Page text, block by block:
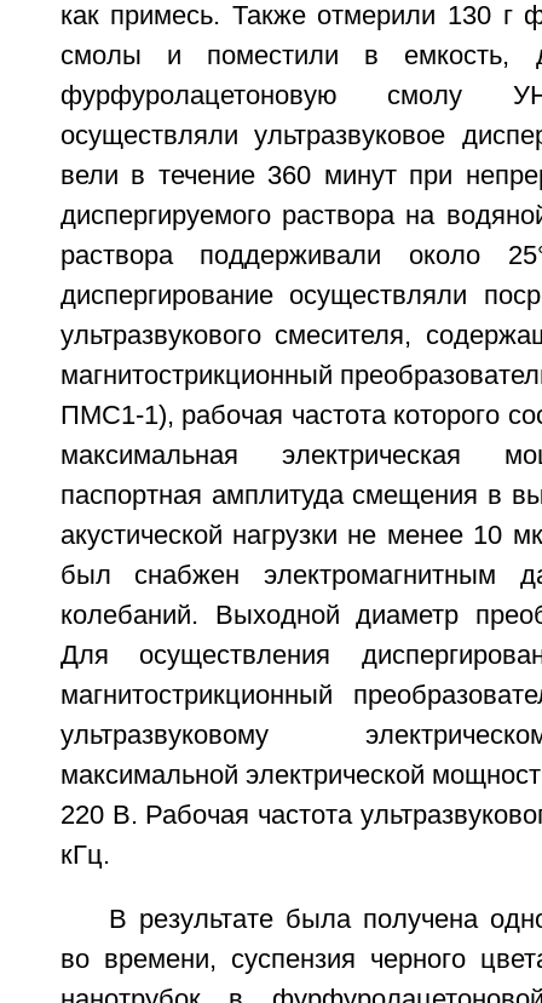
как примесь. Также отмерили 130 г
смолы и поместили в емкость,
фурфуролацетоновую смолу
осуществляли ультразвуковое
вели в течение 360 минут при
диспергируемого раствора на
раствора поддерживали около
диспергирование осуществляли
ультразвукового смесителя,
магнитострикционный
ПМС1-1), рабочая частота которого
максимальная электрическая
паспортная амплитуда смещения в
акустической нагрузки не менее 10
был снабжен электромагнитным
колебаний. Выходной диаметр
Для осуществления
магнитострикционный
ультразвуковому
максимальной электрической
220 В. Рабочая частота
кГц.
В результате была получена
во времени, суспензия черного